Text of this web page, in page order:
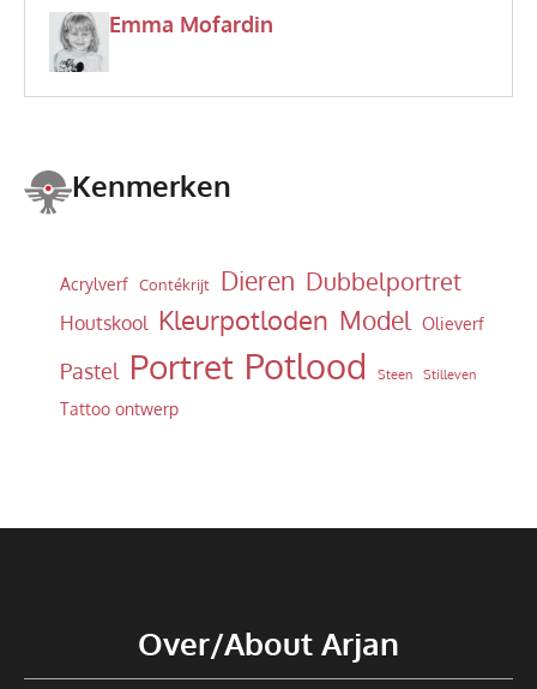
Emma Mofardin
Kenmerken
Acrylverf Contékrijt Dieren Dubbelportret
Houtskool Kleurpotloden Model Olieverf
Pastel Portret Potlood Steen Stilleven
Tattoo ontwerp
Over/About Arjan